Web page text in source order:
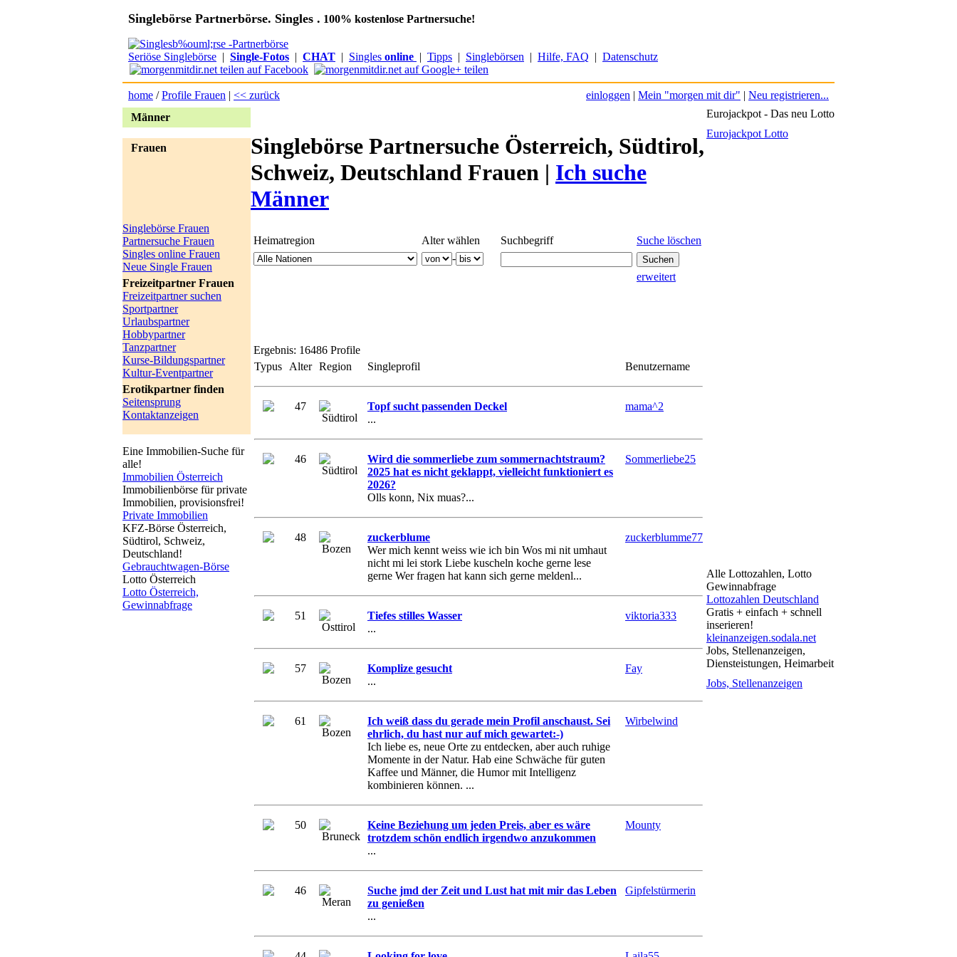
Singlebörse Partnerbörse. Singles . 100% kostenlose Partnersuche!
Seriöse Singlebörse | Single-Fotos | CHAT | Singles online | Tipps | Singlebörsen | Hilfe, FAQ | Datenschutz
home /Profile Frauen | << zurück einloggen | Mein "morgen mit dir" | Neu registrieren...
Männer
Frauen
Singlebörse Frauen
Partnersuche Frauen
Singles online Frauen
Neue Single Frauen
Freizeitpartner Frauen
Freizeitpartner suchen
Sportpartner
Urlaubspartner
Hobbypartner
Tanzpartner
Kurse-Bildungspartner
Kultur-Eventpartner
Erotikpartner finden
Seitensprung
Kontaktanzeigen
Eine Immobilien-Suche für
alle!
Immobilien Österreich
Immobilienbörse für private
Immobilien, provisionsfrei!
Private Immobilien
KFZ-Börse Österreich,
Südtirol, Schweiz,
Deutschland!
Gebrauchtwagen-Börse
Lotto Österreich
Lotto Österreich,
Gewinnabfrage
Singlebörse Partnersuche Österreich, Südtirol,
Schweiz, Deutschland Frauen | Ich suche
Männer
Heimatregion Alter wählen Suchbegriff
Suche löschen
-
erweitert
Ergebnis: 16486 Profile
Typus
Alter Region Singleprofil Benutzername
47
Südtirol
Topf sucht passenden Deckel
...
mama^2
46
Südtirol
Wird die sommerliebe zum sommernachtstraum?
2025 hat es nicht geklappt, vielleicht funktioniert es
2026?
Olls konn, Nix muas?...
Sommerliebe25
48
Bozen
zuckerblume
Wer mich kennt weiss wie ich bin Wos mi nit umhaut
nicht mi lei stork Liebe kuscheln koche gerne lese
gerne Wer fragen hat kann sich gerne meldenl...
zuckerblumme77
51
Osttirol
Tiefes stilles Wasser
...
viktoria333
57
Bozen
Komplize gesucht
...
Fay
61
Bozen
Ich weiß dass du gerade mein Profil anschaust. Sei
ehrlich, du hast nur auf mich gewartet:-)
Ich liebe es, neue Orte zu entdecken, aber auch ruhige
Momente in der Natur. Hab eine Schwäche für guten
Kaffee und Männer, die Humor mit Intelligenz
kombinieren können. ...
Wirbelwind
50
Bruneck
Keine Beziehung um jeden Preis, aber es wäre
trotzdem schön endlich irgendwo anzukommen
...
Mounty
46
Meran
Suche jmd der Zeit und Lust hat mit mir das Leben
zu genießen
...
Gipfelstürmerin
Eurojackpot - Das neu Lotto
Eurojackpot Lotto
Alle Lottozahlen, Lotto
Gewinnabfrage
Lottozahlen Deutschland
Gratis + einfach + schnell
inserieren!
kleinanzeigen.sodala.net
Jobs, Stellenanzeigen,
Diensteistungen, Heimarbeit
Jobs, Stellenanzeigen